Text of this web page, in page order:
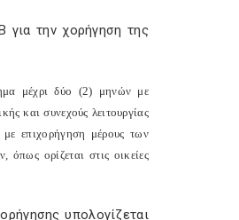
για την χορήγηση της
μέχρι δύο (2) μηνών με
και συνεχούς λειτουργίας
επιχορήγηση μέρους των
όπως ορίζεται στις οικείες
υπολογίζεται